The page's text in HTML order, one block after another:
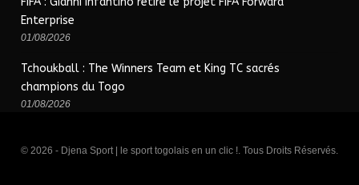
Enterprise
01/08/2026
Tchoukball : The Winners Team et King TC sacrés
champions du Togo
01/08/2026
© 2026 - Djena Sport | le sport togolais en un clic !. Tous Droits Réservés.